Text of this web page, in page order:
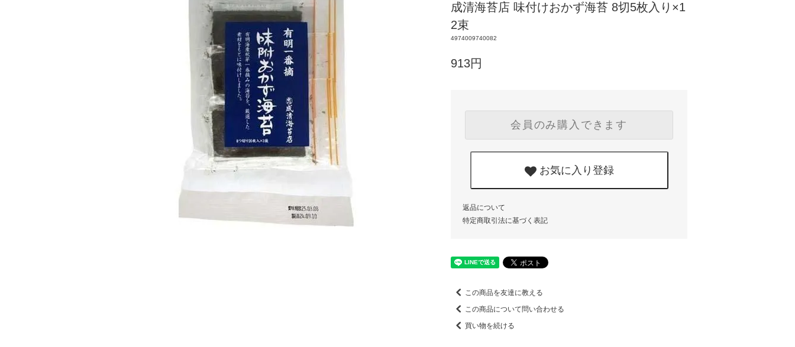
成清海苔店 味付けおかず海苔 8切5枚入り×1
2束
4974009740082
913円
会員のみ購入できます
お気に入り登録
返品について
特定商取引法に基づく表記
この商品を友達に教える
この商品について問い合わせる
買い物を続ける